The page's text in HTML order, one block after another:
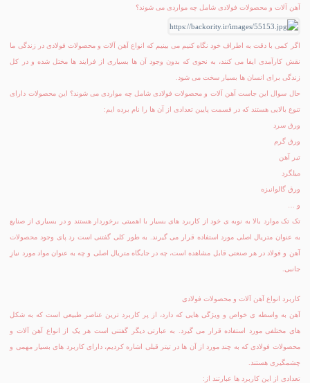
آهن آلات و محصولات فولادی شامل چه مواردی می شوند؟
اگر کمی با دقت به اطراف خود نگاه کنیم می بینیم که انواع آهن آلات و محصولات فولادی در زندگی ما
نقش کارآمدی ایفا می کنند، به نحوی که بدون وجود آن ها بسیاری از فرایند ها مختل شده و در کل
زندگی برای انسان ها بسیار سخت می شود.
حال سوال این جاست آهن آلات و محصولات فولادی شامل چه مواردی می شوند؟ این محصولات دارای
تنوع بالایی هستند که در قسمت پایین تعدادی از آن ها را نام برده ایم:
ورق سرد
ورق گرم
تیر آهن
میلگرد
ورق گالوانیزه
و …
تک تک موارد بالا به نوبه ی خود از کاربرد های بسیار با اهمیتی برخوردار هستند و در بسیاری از صنایع
به عنوان متریال اصلی مورد استفاده قرار می گیرند. به طور کلی گفتنی است رد پای وجود محصولات
آهن و فولاد در هر صنعتی قابل مشاهده است، چه در جایگاه متریال اصلی و چه به عنوان مواد مورد نیازِ
جانبی.
کاربرد انواع آهن آلات و محصولات فولادی
آهن به واسطه ی خواص و ویژگی هایی که دارد، از پر کاربرد ترین عناصر طبیعی است که به شکل
های مختلفی مورد استفاده قرار می گیرد. به عبارتی دیگر گفتنی است هر یک از انواع آهن آلات و
محصولات فولادی که به چند مورد از آن ها در تیتر قبلی اشاره کردیم، دارای کاربرد های بسیار مهمی و
چشمگیری هستند.
تعدادی از این کاربرد ها عبارتند از: